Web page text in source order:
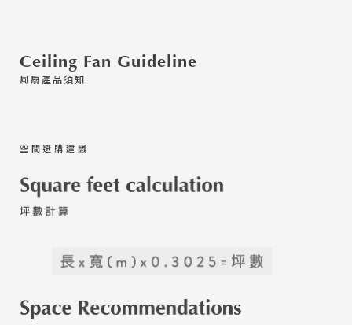
Ceiling Fan Guideline
風扇產品須知
空間選購建議